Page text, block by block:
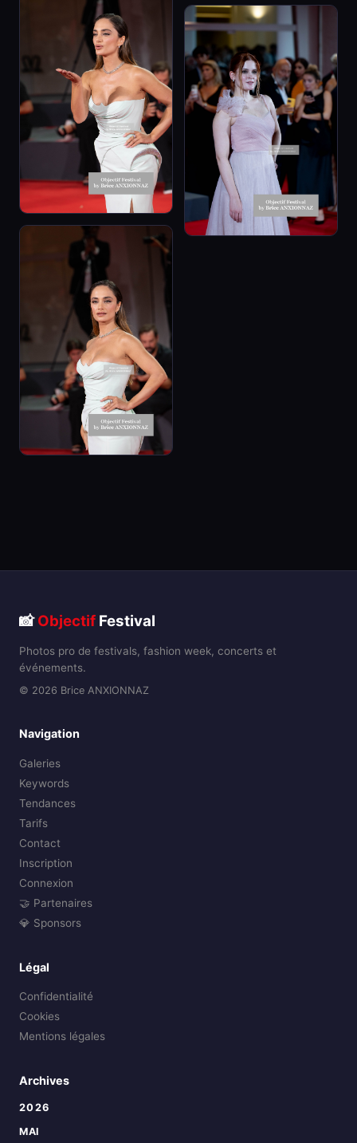
📸Objectif Festival
Photos pro de festivals, fashion week, concerts et
événements.
© 2026 Brice ANXIONNAZ
Navigation
Galeries
Keywords
Tendances
Tarifs
Contact
Inscription
Connexion
🤝 Partenaires
💎 Sponsors
Légal
Confidentialité
Cookies
Mentions légales
Archives
2026
MAI